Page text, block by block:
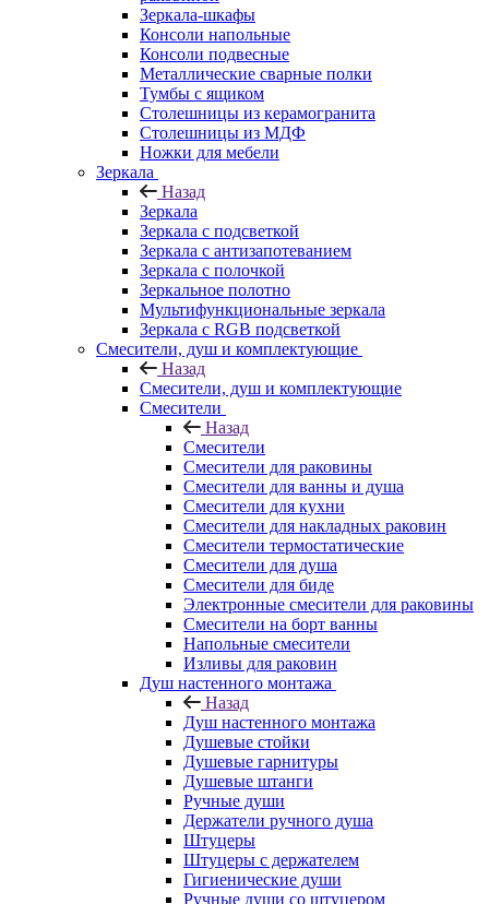
Зеркала-шкафы
Консоли напольные
Консоли подвесные
Металлические сварные полки
Тумбы с ящиком
Столешницы из керамогранита
Столешницы из МДФ
Ножки для мебели
Зеркала
Назад
Зеркала
Зеркала с подсветкой
Зеркала с антизапотеванием
Зеркала с полочкой
Зеркальное полотно
Мультифункциональные зеркала
Зеркала c RGB подсветкой
Смесители, душ и комплектующие
Назад
Смесители, душ и комплектующие
Смесители
Назад
Смесители
Смесители для раковины
Смесители для ванны и душа
Смесители для кухни
Смесители для накладных раковин
Смесители термостатические
Смесители для душа
Смесители для биде
Электронные смесители для раковины
Смесители на борт ванны
Напольные смесители
Изливы для раковин
Душ настенного монтажа
Назад
Душ настенного монтажа
Душевые стойки
Душевые гарнитуры
Душевые штанги
Ручные души
Держатели ручного душа
Штуцеры
Штуцеры с держателем
Гигиенические души
Ручные души со штуцером